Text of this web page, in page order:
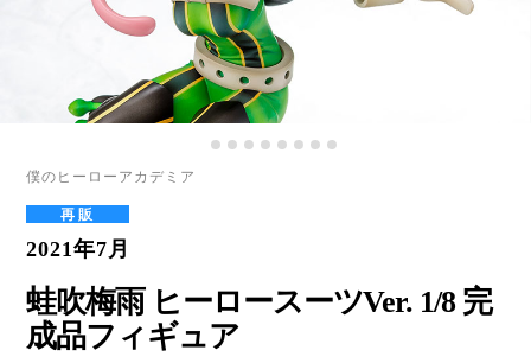
僕のヒーローアカデミア
再販
2021年7月
蛙吹梅雨 ヒーロースーツVer. 1/8 完
成品フィギュア